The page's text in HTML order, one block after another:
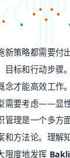
新策略都需要付
目标和行动步骤
念才能高效工作
需要考虑——显
管理是一个多方
和方法论。理解
限度地发挥